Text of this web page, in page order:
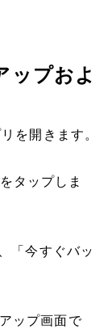
ップおよ
を開きます。
タップしま
「今すぐバッ
ップ画面で